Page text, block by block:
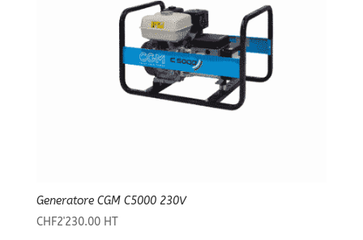
Generatore CGM C5000 230V
CHF2'230.00 HT